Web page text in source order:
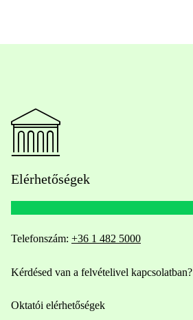
Elérhetőségek
Telefonszám: +36 1 482 5000
Kérdésed van a felvételivel kapcsolatban?
Oktatói elérhetőségek